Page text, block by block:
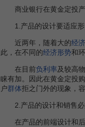
商业银行在黄金定投产
1.产品的设计要适应形
近两年，随着大的经
此，在不同的经济形势和
在目前负利率及较高
睐有加。因此在黄金定投
户群体拒之门外的现象，
2.产品的设计和销售必
在产品的前端设计和后